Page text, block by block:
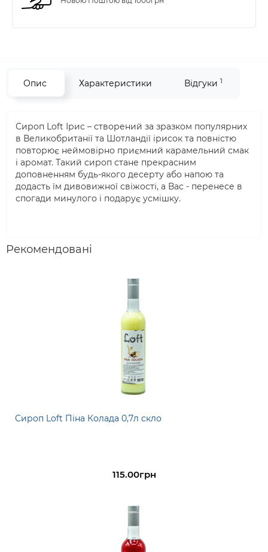
Опис Характеристики Відгуки 1
Сироп Loft Ірис – створений за зразком популярних
в Великобританії та Шотландії ірисок та повністю
повторює неймовірно приємний карамельний смак
і аромат. Такий сироп стане прекрасним
доповненням будь-якого десерту або напою та
додасть їм дивовижної свіжості, а Вас - перенесе в
спогади минулого і подарує усмішку.
Рекомендовані
Сироп Loft Піна Колада 0,7л скло
115.00грн